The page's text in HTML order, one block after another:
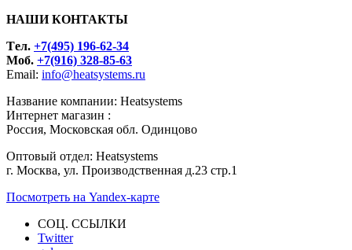
НАШИ КОНТАКТЫ
Tел. +7(495) 196-62-34
Моб. +7(916) 328-85-63
Email: info@heatsystems.ru
Название компании: Heatsystems
Интернет магазин :
Россия, Московская обл. Одинцово
Оптовый отдел: Heatsystems
г. Москва, ул. Производственная д.23 стр.1
Посмотреть на Yandex-карте
СОЦ. ССЫЛКИ
Twitter